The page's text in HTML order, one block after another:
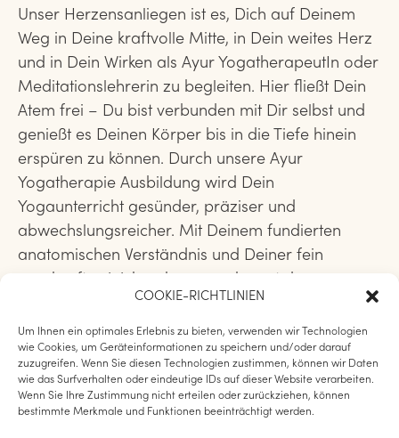
COOKIE-RICHTLINIEN
Um Ihnen ein optimales Erlebnis zu bieten, verwenden wir Technologien
wie Cookies, um Geräteinformationen zu speichern und/oder darauf
zuzugreifen. Wenn Sie diesen Technologien zustimmen, können wir Daten
wie das Surfverhalten oder eindeutige IDs auf dieser Website verarbeiten.
Wenn Sie Ihre Zustimmung nicht erteilen oder zurückziehen, können
bestimmte Merkmale und Funktionen beeinträchtigt werden.
Unser Herzensanliegen ist es, Dich auf Deinem
Weg in Deine kraftvolle Mitte, in Dein weites Herz
und in Dein Wirken als Ayur YogatherapeutIn oder
Meditationslehrerin zu begleiten. Hier fließt Dein
Atem frei – Du bist verbunden mit Dir selbst und
genießt es Deinen Körper bis in die Tiefe hinein
erspüren zu können. Durch unsere Ayur
Yogatherapie Ausbildung wird Dein
Yogaunterricht gesünder, präziser und
abwechslungsreicher. Mit Deinem fundierten
anatomischen Verständnis und Deiner fein
Fehlhaltungen, Bewegungs- und Atemmuster
Deiner SchülerInnen und begleitest sie achtsam &
individuell. In derAusbildung zur
MeditationsLehrerInbegibst Du Dich auf eine
Reise ins Herz Deines Selbst und lernst Meditation